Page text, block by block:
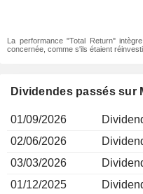
La performance "Total Return"
concernée, comme s'ils étaient
Dividendes passés sur
01/09/2026
02/06/2026
03/03/2026
01/12/2025